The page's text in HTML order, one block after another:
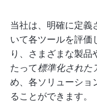
当社は、明確に定義
いて各ツールを評価
り、さまざまな製
たって標準化された
め、各ソリューショ
ることができます。